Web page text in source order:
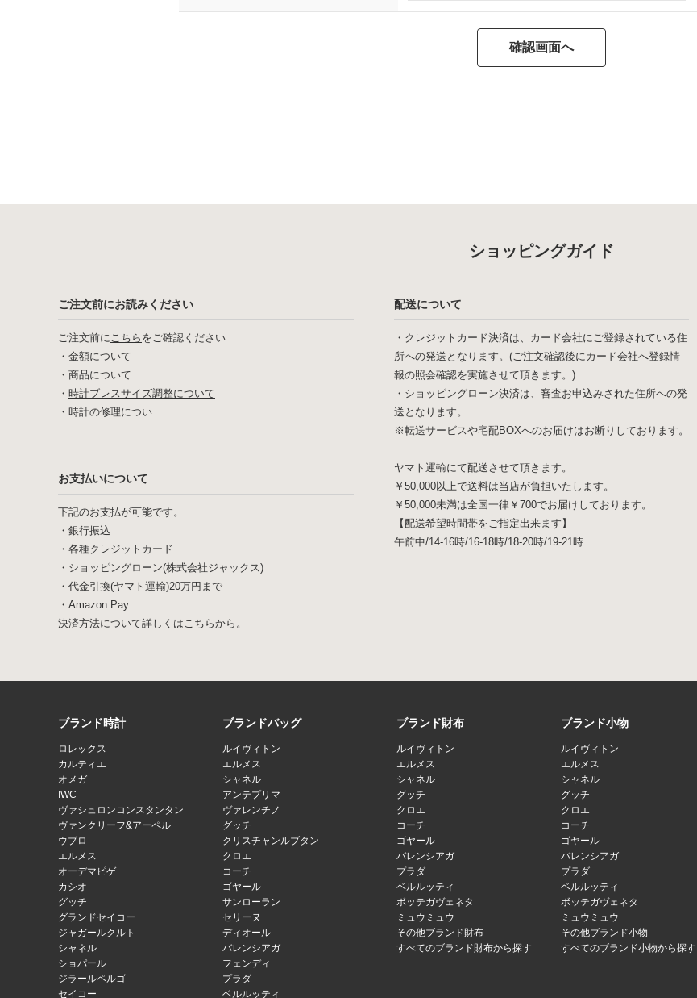
ショッピングガイド
ご注文前にお読みください
ご注文前にこちら をご確認ください
・ 金額について
・ 商品について
・ 時計ブレスサイズ調整について
・ 時計の修理につい
お支払いについて
下記のお支払が可能です。
・銀行振込
・各種クレジットカード
・ショッピングローン(株式会社ジャックス)
・代金引換(ヤマト運輸)20万円まで
・Amazon Pay
決済方法について詳しくはこちらから。
配送について
・クレジットカード決済は、カード会社にご登録されている住
所への発送となります。(ご注文確認後にカード会社へ登録情
報の照会確認を実施させて頂きます。)
・ショッピングローン決済は、審査お申込みされた住所への発
送となります。
※転送サービスや宅配BOXへのお届けはお断りしております。
ヤマト運輸にて配送させて頂きます。
￥50,000以上で送料は当店が負担いたします。
￥50,000未満は全国一律￥700でお届けしております。
【配送希望時間帯をご指定出来ます】
午前中/14-16時/16-18時/18-20時/19-21時
ブランド時計
ロレックス
カルティエ
オメガ
IWC
ヴァシュロンコンスタンタン
ヴァンクリーフ&アーペル
ウブロ
エルメス
オーデマピゲ
カシオ
グッチ
グランドセイコー
ジャガールクルト
シャネル
ショパール
ジラールペルゴ
セイコー
ブランドバッグ
ルイヴィトン
エルメス
シャネル
アンテプリマ
ヴァレンチノ
グッチ
クリスチャンルブタン
クロエ
コーチ
ゴヤール
サンローラン
セリーヌ
ディオール
バレンシアガ
フェンディ
プラダ
ベルルッティ
ブランド財布
ルイヴィトン
エルメス
シャネル
グッチ
クロエ
コーチ
ゴヤール
バレンシアガ
プラダ
ベルルッティ
ボッテガヴェネタ
ミュウミュウ
その他ブランド財布
すべてのブランド財布から探す
ブランド小物
ルイヴィトン
エルメス
シャネル
グッチ
クロエ
コーチ
ゴヤール
バレンシアガ
プラダ
ベルルッティ
ボッテガヴェネタ
ミュウミュウ
その他ブランド小物
すべてのブランド小物から探す